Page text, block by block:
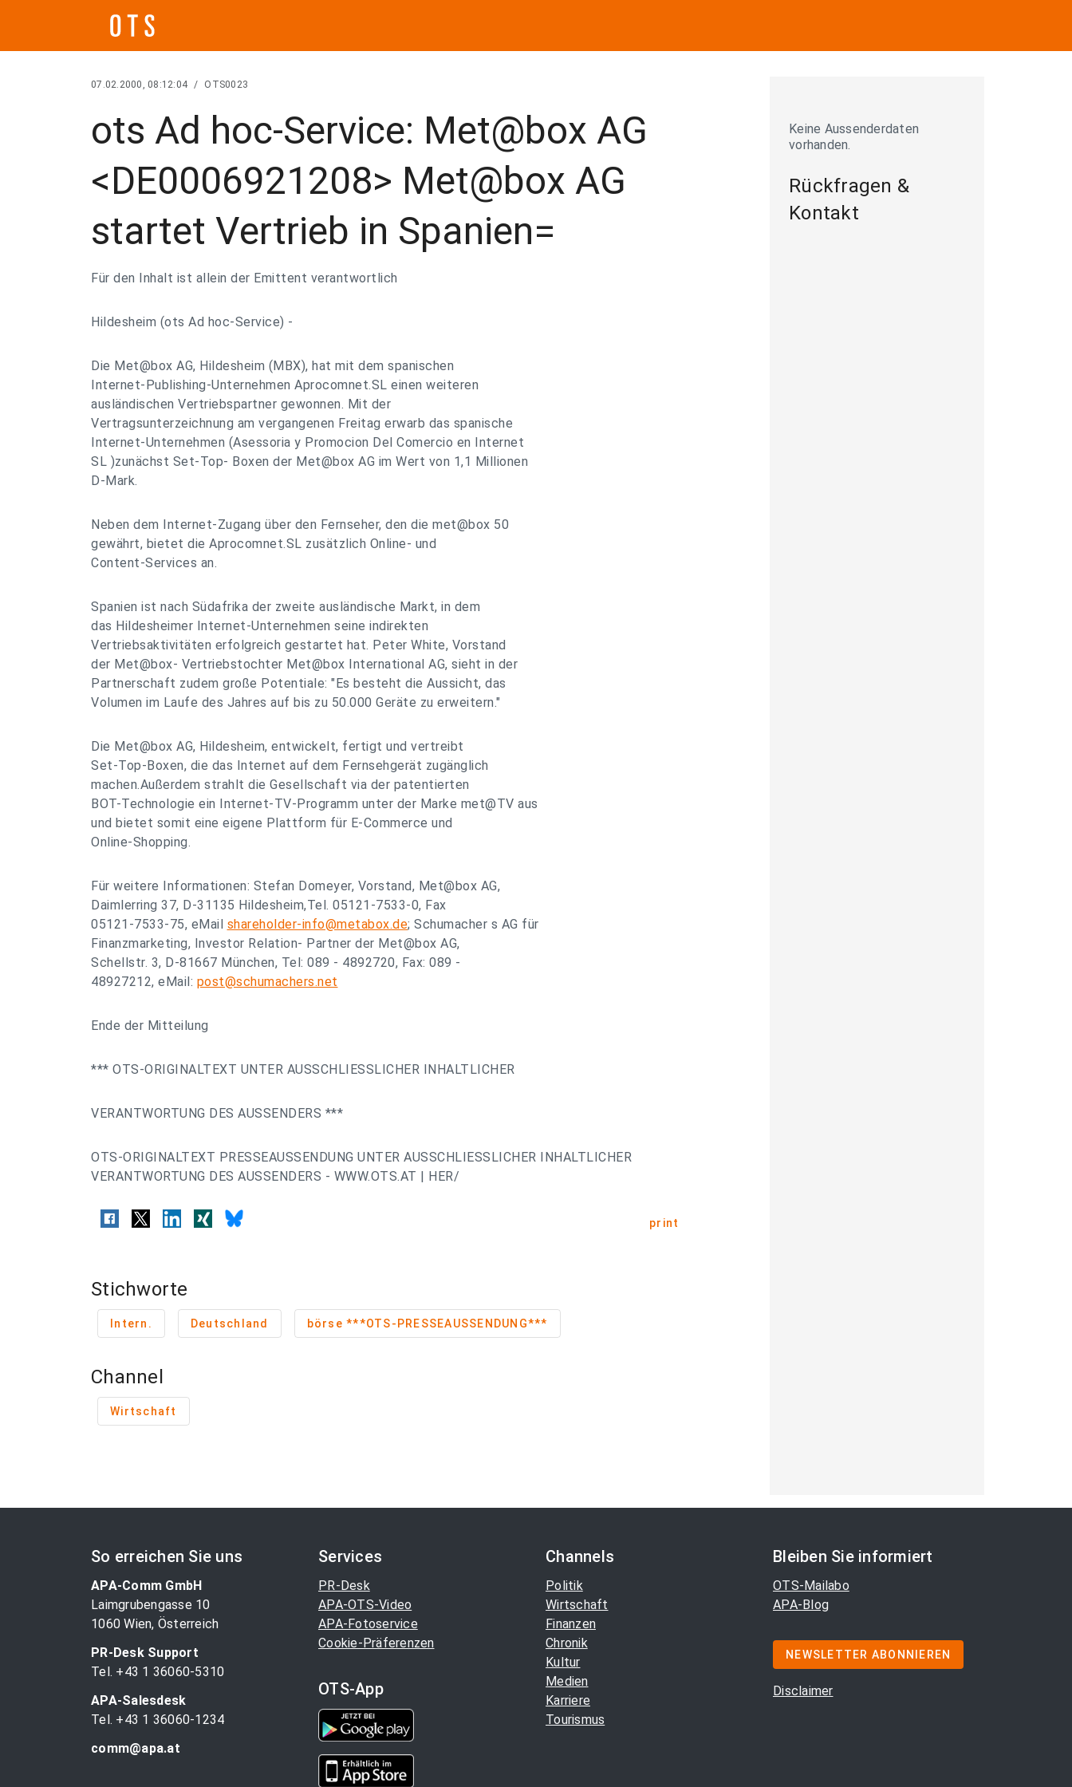
07.02.2000, 08:12:04 / OTS0023
ots Ad hoc-Service: Met@box AG
<DE0006921208> Met@box AG
startet Vertrieb in Spanien=
Für den Inhalt ist allein der Emittent verantwortlich
Hildesheim (ots Ad hoc-Service) -
Die Met@box AG, Hildesheim (MBX), hat mit dem spanischen
Internet-Publishing-Unternehmen Aprocomnet.SL einen weiteren
ausländischen Vertriebspartner gewonnen. Mit der
Vertragsunterzeichnung am vergangenen Freitag erwarb das spanische
Internet-Unternehmen (Asessoria y Promocion Del Comercio en Internet
SL )zunächst Set-Top- Boxen der Met@box AG im Wert von 1,1 Millionen
D-Mark.
Neben dem Internet-Zugang über den Fernseher, den die met@box 50
gewährt, bietet die Aprocomnet.SL zusätzlich Online- und
Content-Services an.
Spanien ist nach Südafrika der zweite ausländische Markt, in dem
das Hildesheimer Internet-Unternehmen seine indirekten
Vertriebsaktivitäten erfolgreich gestartet hat. Peter White, Vorstand
der Met@box- Vertriebstochter Met@box International AG, sieht in der
Partnerschaft zudem große Potentiale: "Es besteht die Aussicht, das
Volumen im Laufe des Jahres auf bis zu 50.000 Geräte zu erweitern."
Die Met@box AG, Hildesheim, entwickelt, fertigt und vertreibt
Set-Top-Boxen, die das Internet auf dem Fernsehgerät zugänglich
machen.Außerdem strahlt die Gesellschaft via der patentierten
BOT-Technologie ein Internet-TV-Programm unter der Marke met@TV aus
und bietet somit eine eigene Plattform für E-Commerce und
Online-Shopping.
Für weitere Informationen: Stefan Domeyer, Vorstand, Met@box AG,
Daimlerring 37, D-31135 Hildesheim,Tel. 05121-7533-0, Fax
05121-7533-75, eMail shareholder-info@metabox.de; Schumacher s AG für
Finanzmarketing, Investor Relation- Partner der Met@box AG,
Schellstr. 3, D-81667 München, Tel: 089 - 4892720, Fax: 089 -
48927212, eMail: post@schumachers.net
Ende der Mitteilung
*** OTS-ORIGINALTEXT UNTER AUSSCHLIESSLICHER INHALTLICHER
VERANTWORTUNG DES AUSSENDERS ***
OTS-ORIGINALTEXT PRESSEAUSSENDUNG UNTER AUSSCHLIESSLICHER INHALTLICHER
VERANTWORTUNG DES AUSSENDERS - WWW.OTS.AT | HER/
print
Stichworte
Intern. Deutschland börse ***OTS-PRESSEAUSSENDUNG***
Channel
Wirtschaft
Keine Aussenderdaten
vorhanden.
Rückfragen &
Kontakt
So erreichen Sie uns
APA-Comm GmbH
Laimgrubengasse 10
1060 Wien, Österreich
PR-Desk Support
Tel. +43 1 36060-5310
APA-Salesdesk
Tel. +43 1 36060-1234
comm@apa.at
Services
PR-Desk
APA-OTS-Video
APA-Fotoservice
Cookie-Präferenzen
OTS-App
Channels
Politik
Wirtschaft
Finanzen
Chronik
Kultur
Medien
Karriere
Tourismus
Bleiben Sie informiert
OTS-Mailabo
APA-Blog
NEWSLETTER ABONNIEREN
Disclaimer